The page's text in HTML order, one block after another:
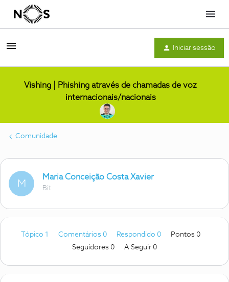
Menu
Iniciar sessão
Vishing | Phishing através de chamadas de voz
internacionais/nacionais
Comunidade
M
Maria Conceição Costa Xavier
Bit
Tópico 1 Comentários 0 Respondido 0
Pontos 0
Seguidores 0 A Seguir 0